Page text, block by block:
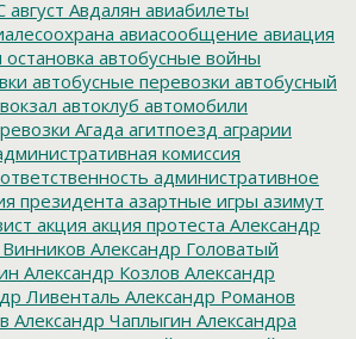
август Авдалян авиабилеты
авиасообщение авиация
остановка автобусные войны
автобусные перевозки автобусный
автоклуб автомобили
Агада агитпоезд аграрии
комиссия
административное
президента азартные игры азимут
акция акция протеста Александр
Александр Головатый
Александр Козлов Александр
Ливенталь Александр Романов
Александр Чаплыгин Александра